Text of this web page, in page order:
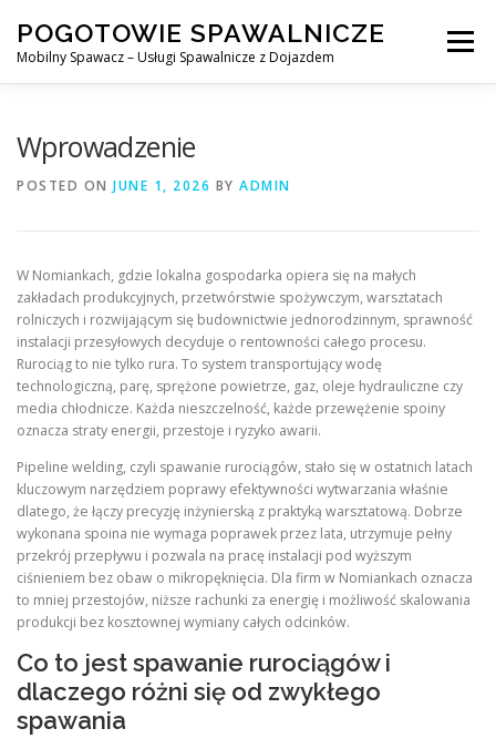
content
POGOTOWIE SPAWALNICZE
Mobilny Spawacz – Usługi Spawalnicze z Dojazdem
Menu
KONTAKT
Wprowadzenie
POSTED ON JUNE 1, 2026 BY ADMIN
W Nomiankach, gdzie lokalna gospodarka opiera się na małych
zakładach produkcyjnych, przetwórstwie spożywczym, warsztatach
rolniczych i rozwijającym się budownictwie jednorodzinnym, sprawność
instalacji przesyłowych decyduje o rentowności całego procesu.
Rurociąg to nie tylko rura. To system transportujący wodę
technologiczną, parę, sprężone powietrze, gaz, oleje hydrauliczne czy
media chłodnicze. Każda nieszczelność, każde przewężenie spoiny
oznacza straty energii, przestoje i ryzyko awarii.
Pipeline welding, czyli spawanie rurociągów, stało się w ostatnich latach
kluczowym narzędziem poprawy efektywności wytwarzania właśnie
dlatego, że łączy precyzję inżynierską z praktyką warsztatową. Dobrze
wykonana spoina nie wymaga poprawek przez lata, utrzymuje pełny
przekrój przepływu i pozwala na pracę instalacji pod wyższym
ciśnieniem bez obaw o mikropęknięcia. Dla firm w Nomiankach oznacza
to mniej przestojów, niższe rachunki za energię i możliwość skalowania
produkcji bez kosztownej wymiany całych odcinków.
Co to jest spawanie rurociągów i
dlaczego różni się od zwykłego
spawania